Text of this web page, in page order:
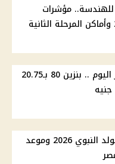
للطب و87.9% للهندسة.. مؤشرات
أسعار الوقود في مصر اليوم .. بنزين 80 بـ20.75
موقف ترحيل إجازة المولد النبوي 2026 وموعد